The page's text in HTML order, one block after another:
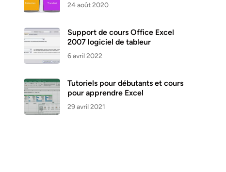
24 août 2020
Support de cours Office Excel
2007 logiciel de tableur
6 avril 2022
Tutoriels pour débutants et cours
pour apprendre Excel
29 avril 2021